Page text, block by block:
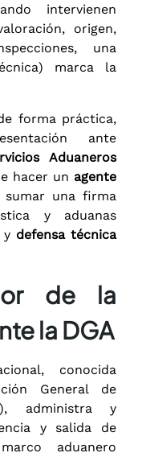
intervienen
origen,
una
marca la
forma práctica,
ante
Aduaneros
hacer un agente
sumar una firma
y aduanas
defensa técnica
de la
la DGA
conocida
General de
administra y
y salida de
aduanero